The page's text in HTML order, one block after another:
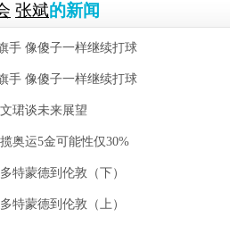
张斌的新闻
手 像傻子一样继续打球
手 像傻子一样继续打球
珺谈未来展望
奥运5金可能性仅30%
特蒙德到伦敦（下）
特蒙德到伦敦（上）